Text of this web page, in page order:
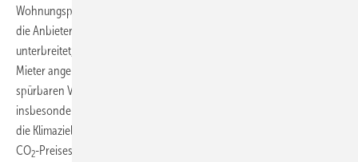
Wohnungspolitik: „Wer den vermietenden Privatpersonen – das sind
die Anbieter von zwei Dritteln der Mietwohnungen – keine Angebote
unterbreitet, sondern nur dem Parteiproporz geschuldete Politik für
Mieter angeht, wird scheitern.“ Der Koalitionsvertrag bringe keine
spürbaren Verbesserungen für das Wohnen in Deutschland. Dies gelte
insbesondere für die Energiewende im Gebäudebestand. „So werden
die Klimaziele unmöglich erreicht.“ Auch die geplante Aufteilung des
CO2-Preises ohne Rückerstattung sei weder klimapolitisch sinnvoll